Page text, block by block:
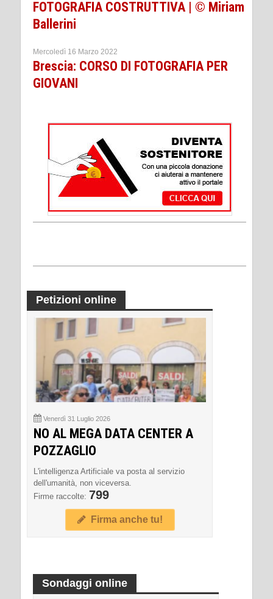
FOTOGRAFIA COSTRUTTIVA | © Miriam
Ballerini
Mercoledì 16 Marzo 2022
Brescia: CORSO DI FOTOGRAFIA PER
GIOVANI
Petizioni online
Venerdì 31 Luglio 2026
NO AL MEGA DATA CENTER A
POZZAGLIO
L'intelligenza Artificiale va posta al servizio
dell'umanità, non viceversa.
Firme raccolte: 799
Firma anche tu!
Sondaggi online